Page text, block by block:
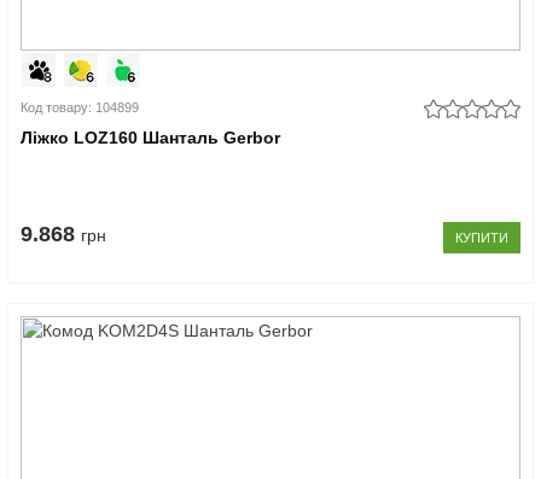
Код товару: 104899
Ліжко LOZ160 Шанталь Gerbor
9.868 грн КУПИТИ